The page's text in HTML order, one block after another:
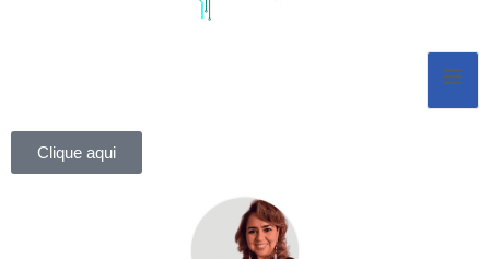
Clique aqui